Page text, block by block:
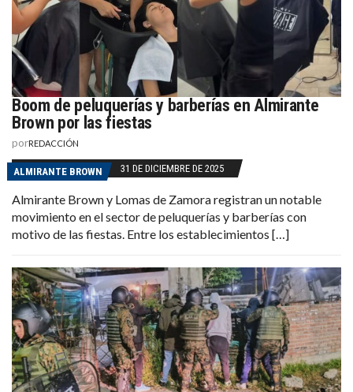
Boom de peluquerías y barberías en Almirante
Brown por las fiestas
porREDACCIÓN
ALMIRANTE BROWN 31 DE DICIEMBRE DE 2025
Almirante Brown y Lomas de Zamora registran un notable
movimiento en el sector de peluquerías y barberías con
motivo de las fiestas. Entre los establecimientos […]